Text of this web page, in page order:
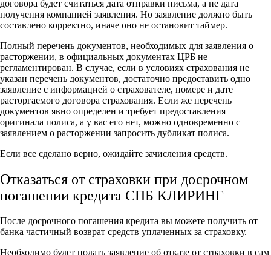
договора будет считаться дата отправки письма, а не дата
получения компанией заявления. Но заявление должно быть
составлено корректно, иначе оно не остановит таймер.
Полный перечень документов, необходимых для заявления о
расторжении, в официальных документах ЦРБ не
регламентирован. В случае, если в условиях страхования не
указан перечень документов, достаточно предоставить одно
заявление с информацией о страхователе, номере и дате
расторгаемого договора страхования. Если же перечень
документов явно определен и требует предоставления
оригинала полиса, а у вас его нет, можно одновременно с
заявлением о расторжении запросить дубликат полиса.
Если все сделано верно, ожидайте зачисления средств.
Отказаться от страховки при досрочном
погашении кредита СПБ КЛИРИНГ
После досрочного погашения кредита вы можете получить от
банка частичный возврат средств уплаченных за страховку.
Необходимо будет подать заявление об отказе от страховки в сам